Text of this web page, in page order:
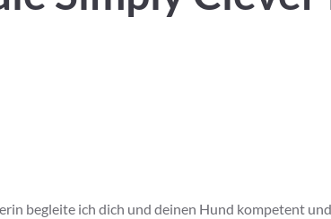
begleite ich dich und deinen Hund kompetent und